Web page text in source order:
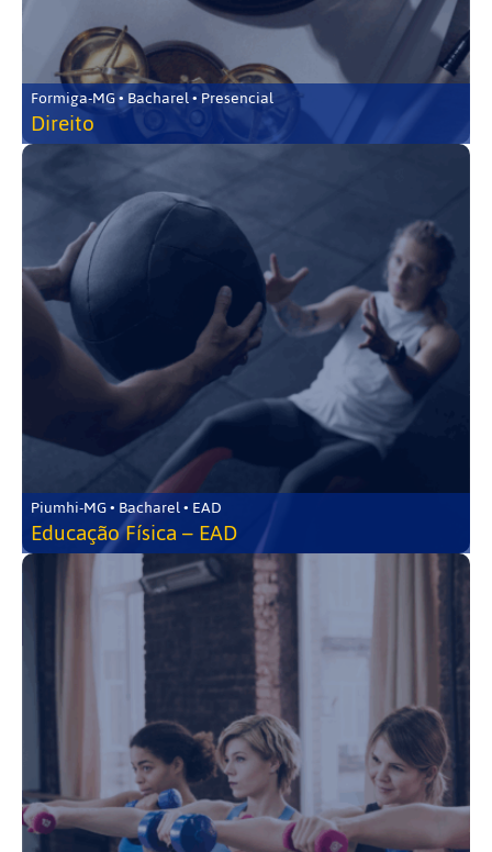
Formiga-MG • Bacharel • Presencial
Direito
Piumhi-MG • Bacharel • EAD
Educação Física – EAD